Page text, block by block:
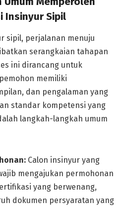
Insinyur Sipil
sipil, perjalanan menuju
serangkaian tahapan
ini dirancang untuk
memiliki
dan pengalaman yang
standar kompetensi yang
langkah-langkah umum
Calon insinyur yang
mengajukan permohonan
yang berwenang,
dokumen persyaratan yang